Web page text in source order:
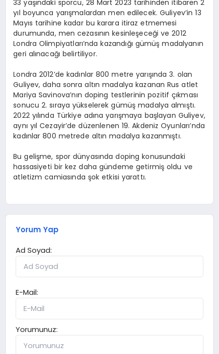
33 yaşındaki sporcu, 28 Mart 2023 tarihinden itibaren 2
yıl boyunca yarışmalardan men edilecek. Guliyev’in 13
Mayıs tarihine kadar bu karara itiraz etmemesi
durumunda, men cezasının kesinleşeceği ve 2012
Londra Olimpiyatları’nda kazandığı gümüş madalyanın
geri alınacağı belirtiliyor.
Londra 2012’de kadınlar 800 metre yarışında 3. olan
Guliyev, daha sonra altın madalya kazanan Rus atlet
Mariya Savinova’nın doping testlerinin pozitif çıkması
sonucu 2. sıraya yükselerek gümüş madalya almıştı.
2022 yılında Türkiye adına yarışmaya başlayan Guliyev,
aynı yıl Cezayir’de düzenlenen 19. Akdeniz Oyunları’nda
kadınlar 800 metrede altın madalya kazanmıştı.
Bu gelişme, spor dünyasında doping konusundaki
hassasiyeti bir kez daha gündeme getirmiş oldu ve
atletizm camiasında şok etkisi yarattı.
Yorum Yap
Ad Soyad:
E-Mail:
Yorumunuz: